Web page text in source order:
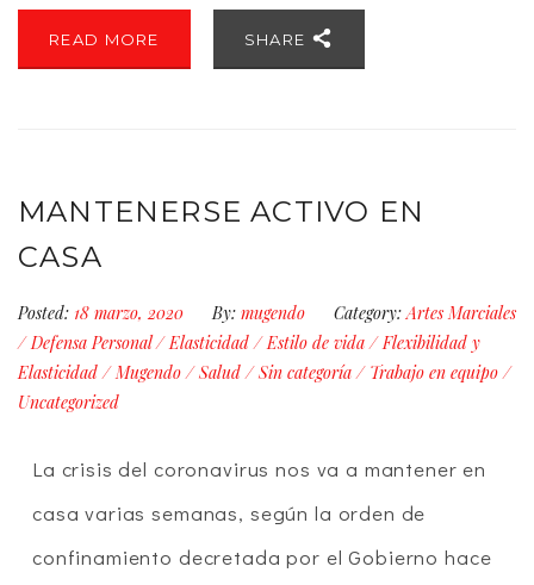
READ MORE SHARE
MANTENERSE ACTIVO EN
CASA
Posted: 18 marzo, 2020 By: mugendo Category: Artes Marciales
/Defensa Personal/Elasticidad/Estilo de vida/Flexibilidad y
Elasticidad/Mugendo/Salud/Sin categoría/ Trabajo en equipo/
Uncategorized
La crisis del coronavirus nos va a mantener en
casa varias semanas, según la orden de
confinamiento decretada por el Gobierno hace